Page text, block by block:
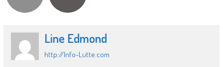
Line Edmond
http://Info-Lutte.com